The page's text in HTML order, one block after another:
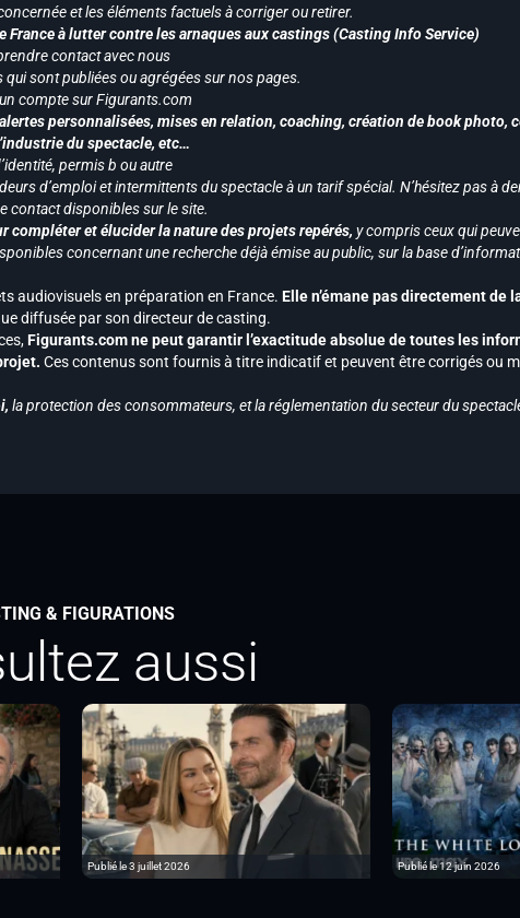
et les éléments factuels à corriger ou retirer.
France à lutter contre les arnaques aux castings (Casting Info Service)
contact avec nous
sont publiées ou agrégées sur nos pages.
compte sur Figurants.com
personnalisées, mises en relation, coaching, création de book photo,
du spectacle, etc…
permis b ou autre
d’emploi et intermittents du spectacle à un tarif spécial. N’hésitez pas à
contact disponibles sur le site.
compléter et élucider la nature des projets repérés, y compris ceux qui
concernant une recherche déjà émise au public, sur la base
audiovisuels en préparation en France. Elle n’émane pas directement de
diffusée par son directeur de casting.
Figurants.com ne peut garantir l’exactitude absolue de toutes les
Ces contenus sont fournis à titre indicatif et peuvent être corrigés ou
la protection des consommateurs, et la réglementation du secteur du
& FIGURATIONS
aussi
Publié le 3 juillet 2026 Publié le 12 juin 2026